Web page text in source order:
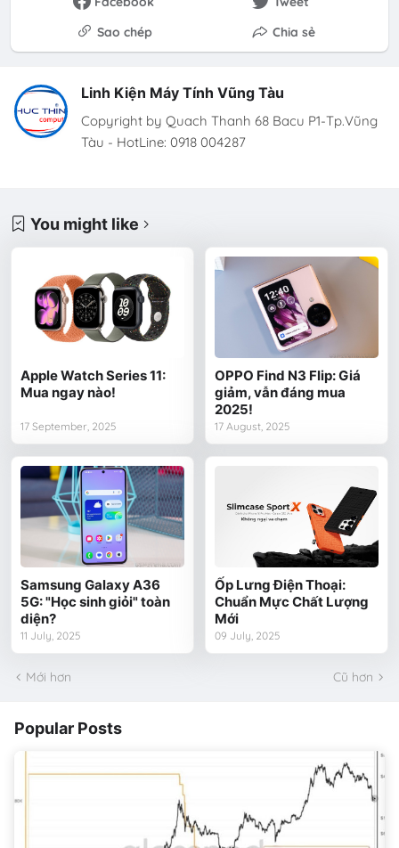
Sao chép
Chia sẻ
Linh Kiện Máy Tính Vũng Tàu
Copyright by Quach Thanh 68 Bacu P1-Tp.Vũng
Tàu - HotLine: 0918 004287
You might like
Apple Watch Series 11:
Mua ngay nào!
17 September, 2025
OPPO Find N3 Flip: Giá
giảm, vẫn đáng mua
2025!
17 August, 2025
Samsung Galaxy A36
5G: "Học sinh giỏi" toàn
diện?
11 July, 2025
Ốp Lưng Điện Thoại:
Chuẩn Mực Chất Lượng
Mới
09 July, 2025
Mới hơn Cũ hơn
Popular Posts